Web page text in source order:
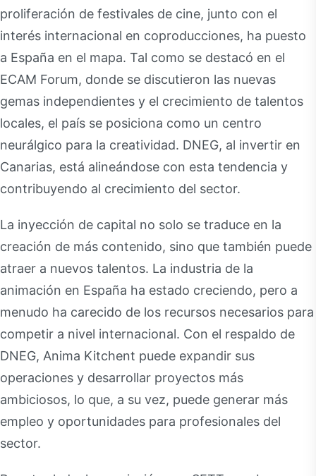
proliferación de festivales de cine, junto con el
interés internacional en coproducciones, ha puesto
a España en el mapa. Tal como se destacó en el
ECAM Forum, donde se discutieron las nuevas
gemas independientes y el crecimiento de talentos
locales, el país se posiciona como un centro
neurálgico para la creatividad. DNEG, al invertir en
Canarias, está alineándose con esta tendencia y
contribuyendo al crecimiento del sector.
La inyección de capital no solo se traduce en la
creación de más contenido, sino que también puede
atraer a nuevos talentos. La industria de la
animación en España ha estado creciendo, pero a
menudo ha carecido de los recursos necesarios para
competir a nivel internacional. Con el respaldo de
DNEG, Anima Kitchent puede expandir sus
operaciones y desarrollar proyectos más
ambiciosos, lo que, a su vez, puede generar más
empleo y oportunidades para profesionales del
sector.